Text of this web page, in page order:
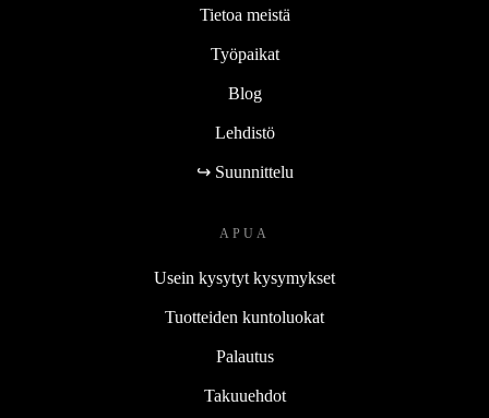
Tietoa meistä
Työpaikat
Blog
Lehdistö
↪ Suunnittelu
APUA
Usein kysytyt kysymykset
Tuotteiden kuntoluokat
Palautus
Takuuehdot